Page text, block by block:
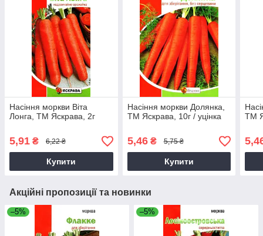
Насіння моркви Віта
Лонга, ТМ Яскрава, 2г
5,91 ₴ 6,22 ₴
Купити
Насіння моркви Долянка,
ТМ Яскрава, 10г / уцінка
5,46₴ 5,75 ₴
Купити
ТМ
Акційні пропозиції та новинки
–5% –5%